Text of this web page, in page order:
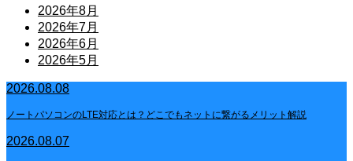
2026年8月
2026年7月
2026年6月
2026年5月
2026.08.08
ノートパソコンのLTE対応とは？どこでもネットに繋がるメリット解説
2026.08.07